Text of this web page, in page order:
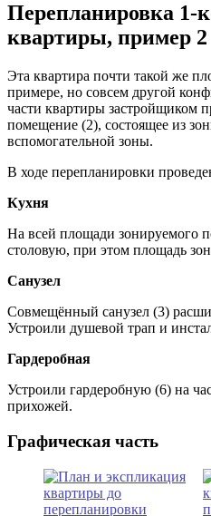
Перепланировка 1-
квартиры, пример 2
Эта квартира почти такой же
примере, но совсем другой
части квартиры застройщиком
помещение (2), состоящее из
вспомогательной зоны.
В ходе перепланировки
Кухня
На всей площади зонируемого
столовую, при этом площадь
Санузел
Совмещённый санузел (3)
Устроили душевой трап и
Гардеробная
Устроили гардеробную (6) на
прихожей.
Графическая часть